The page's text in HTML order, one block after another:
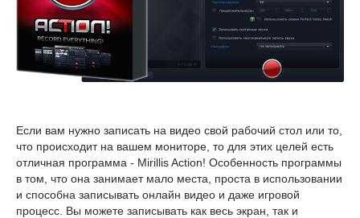
Если вам нужно записать на видео свой рабочий стол или то,
что происходит на вашем мониторе, то для этих целей есть
отличная программа - Mirillis Action! Особенность программы
в том, что она занимает мало места, проста в использовании
и способна записывать онлайн видео и даже игровой
процесс. Вы можете записывать как весь экран, так и